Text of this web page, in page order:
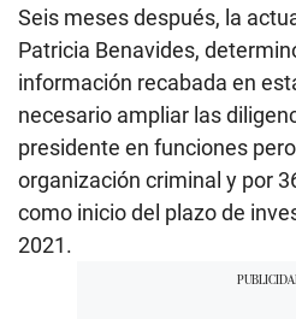
Seis meses después, la
Patricia Benavides,
información recabada en
necesario ampliar las
presidente en funciones
organización criminal y por
como inicio del plazo de
2021.